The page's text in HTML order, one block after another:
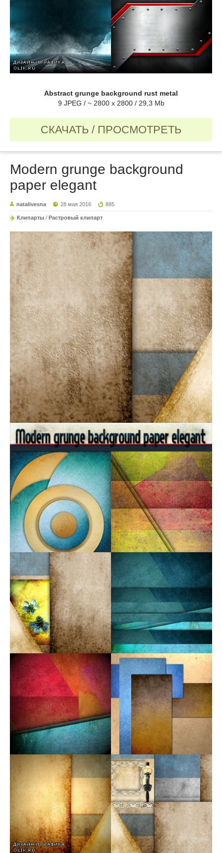
Abstract grunge background rust metal
9 JPEG / ~ 2800 x 2800 / 29,3 Mb
СКАЧАТЬ / ПРОСМОТРЕТЬ
Modern grunge background
paper elegant
natalivesna 28 мая 2016 885
Клипарты / Растровый клипарт